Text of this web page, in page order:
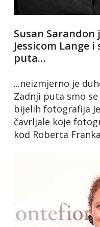
Susan
Jessicom Lange
puta…
...neizmjerno je
Zadnji puta smo
bijelih fotografija
čavrljale koje
kod Roberta